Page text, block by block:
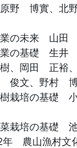
野 博實、
業の未来 山
の基礎 生
、岡田 正裕
文、野村
栽培の基礎
栽培の基礎
農山漁村文